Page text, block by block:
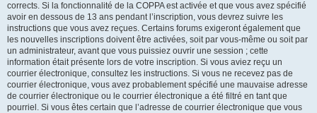
corrects. Si la fonctionnalité de la COPPA est activée et que vous avez spécifié
avoir en dessous de 13 ans pendant l’inscription, vous devrez suivre les
instructions que vous avez reçues. Certains forums exigeront également que
les nouvelles inscriptions doivent être activées, soit par vous-même ou soit par
un administrateur, avant que vous puissiez ouvrir une session ; cette
information était présente lors de votre inscription. Si vous aviez reçu un
courrier électronique, consultez les instructions. Si vous ne recevez pas de
courrier électronique, vous avez probablement spécifié une mauvaise adresse
de courrier électronique ou le courrier électronique a été filtré en tant que
pourriel. Si vous êtes certain que l’adresse de courrier électronique que vous